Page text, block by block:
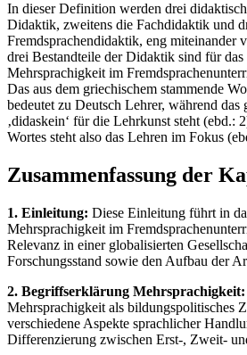
In dieser Definition werden drei
Didaktik, zweitens die Fachdidaktik und
Fremdsprachendidaktik, eng miteinander
drei Bestandteile der Didaktik sind für das
Mehrsprachigkeit im
Das aus dem griechischem stammende
bedeutet zu Deutsch Lehrer, während das
‚didaskein‘ für die Lehrkunst steht (ebd.:
Wortes steht also das Lehren im Fokus
Zusammenfassung der
1. Einleitung: Diese Einleitung führt in
Mehrsprachigkeit im
Relevanz in einer globalisierten
Forschungsstand sowie den Aufbau der
2. Begriffserklärung Mehrsprachigkeit:
Mehrsprachigkeit als bildungspolitisches
verschiedene Aspekte sprachlicher
Differenzierung zwischen Erst-, Zweit-